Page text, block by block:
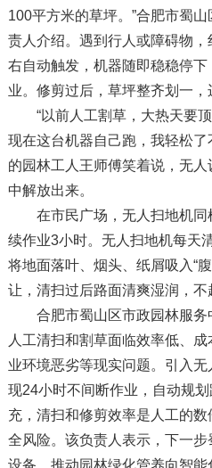
100平方米的草坪。”合肥市蜀
责人介绍。遇到行人或障碍物
右自动触发，机器随即稳稳停
业。修剪过后，草坪整齐划一，
“以前人工割草，大热天要顶
现在这台机器自己跑，我轻松
的园林工人王师傅笑着说，无
中解放出来。
在市民广场，无人扫地机同
续作业3小时。无人扫地机每天
将地面落叶、烟头、纸屑吸入“
让，清扫过后路面清爽湿润，不
合肥市蜀山区市政园林服务
人工清扫和割草面临效率低、
业环境恶劣等现实问题。引入
现24小时不间断作业，自动规
充，清扫和修剪效率是人工的
全风险。该负责人表示，下一